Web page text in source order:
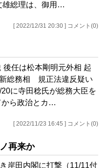
雄総理は、御用…
[ 2022/12/31 20:30 ] コメント(0)
任は松本剛明元外相 起
総務相 規正法違反疑い
に寺田稔氏が総務大臣を
から政治とカ…
[ 2022/11/23 16:45 ] コメント(0)
再来か
岸田内閣に打撃（11/11付